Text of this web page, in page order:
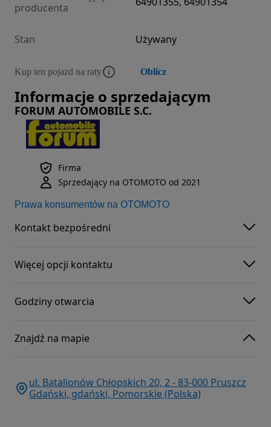
producenta
Stan Używany
Kup ten pojazd na raty Oblicz
Informacje o sprzedającym
FORUM AUTOMOBILE S.C.
Firma
Sprzedający na OTOMOTO od 2021
Prawa konsumentów na OTOMOTO
Kontakt bezpośredni
Więcej opcji kontaktu
Godziny otwarcia
Znajdź na mapie
ul. Batalionów Chłopskich 20, 2 - 83-000 Pruszcz
Gdański, gdański, Pomorskie (Polska)